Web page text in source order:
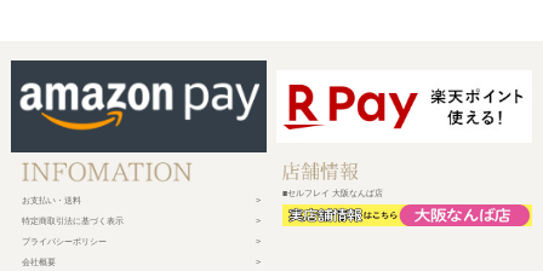
お支払い・送料
特定商取引法に基づく表示
プライバシーポリシー
会社概要
■セルフレイ 大阪なんば店